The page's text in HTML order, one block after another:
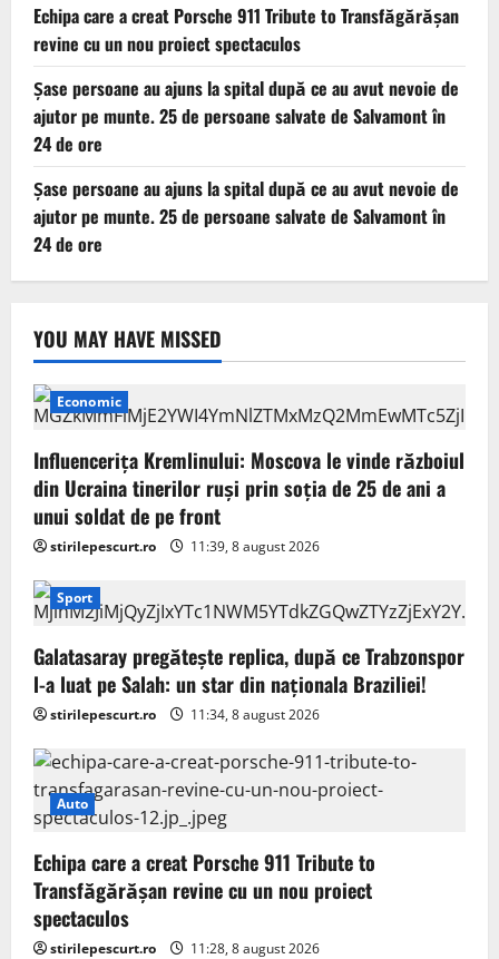
Echipa care a creat Porsche 911 Tribute to Transfăgărășan
revine cu un nou proiect spectaculos
Șase persoane au ajuns la spital după ce au avut nevoie de
ajutor pe munte. 25 de persoane salvate de Salvamont în
24 de ore
Șase persoane au ajuns la spital după ce au avut nevoie de
ajutor pe munte. 25 de persoane salvate de Salvamont în
24 de ore
YOU MAY HAVE MISSED
Economic
Influencerița Kremlinului: Moscova le vinde războiul
din Ucraina tinerilor ruși prin soția de 25 de ani a
unui soldat de pe front
stirilepescurt.ro 11:39, 8 august 2026
Sport
Galatasaray pregătește replica, după ce Trabzonspor
l-a luat pe Salah: un star din naționala Braziliei!
stirilepescurt.ro 11:34, 8 august 2026
Auto
Echipa care a creat Porsche 911 Tribute to
Transfăgărășan revine cu un nou proiect
spectaculos
stirilepescurt.ro 11:28, 8 august 2026